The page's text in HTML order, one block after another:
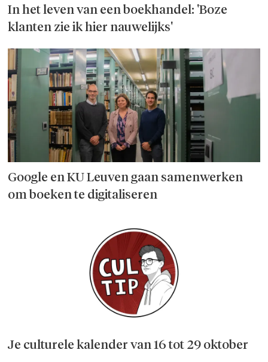
In het leven van een boekhandel: 'Boze
klanten zie ik hier nauwelijks'
Google en KU Leuven gaan samenwerken
om boeken te digitaliseren
Je culturele kalender van 16 tot 29 oktober